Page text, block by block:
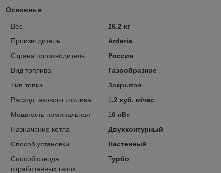
Основные
Вес
26.2 кг
Производитель
Arderia
Страна производитель
Россия
Вид топлива
Газообразное
Тип топки
Закрытая
Расход газового топлива
1.2 куб. м/час
Мощность номинальная
10 кВт
Назначение котла
Двухконтурный
Способ установки
Настенный
Способ отвода
отработанных газов
Турбо